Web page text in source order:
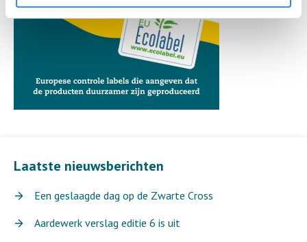
Laatste nieuwsberichten
Een geslaagde dag op de Zwarte Cross
Aardewerk verslag editie 6 is uit